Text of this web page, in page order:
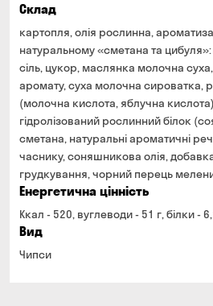
Склад
картопля, олія рослинна,
натуральному «сметана та
сіль, цукор, маслянка молочна
аромату, суха молочна сироватка,
(молочна кислота, яблучна
гідролізований рослинний білок
сметана, натуральні ароматичні
часнику, соняшникова олія,
грудкування, чорний перець
Енергетична цінність
Ккал - 520, вуглеводи - 51 г, білки -
Вид
Чипси